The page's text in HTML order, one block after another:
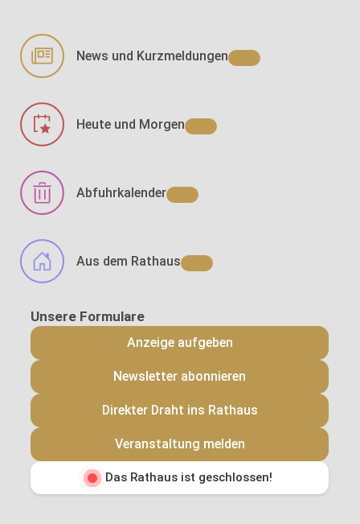
News und Kurzmeldungen
Heute und Morgen
Abfuhrkalender
Aus dem Rathaus
Anzeige aufgeben
Newsletter abonnieren
Direkter Draht ins Rathaus
Veranstaltung melden
Das Rathaus ist geschlossen!